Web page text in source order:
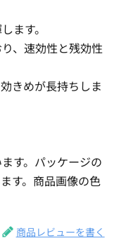
ます。
、速効性と残効性
きめが長持ちしま
す。パッケージの
す。商品画像の色
商品レビューを書く